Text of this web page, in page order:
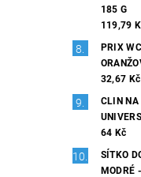
185 G
119,79
PRIX
32,67 Kč
CLIN
64 Kč
SÍTKO
MODRÉ